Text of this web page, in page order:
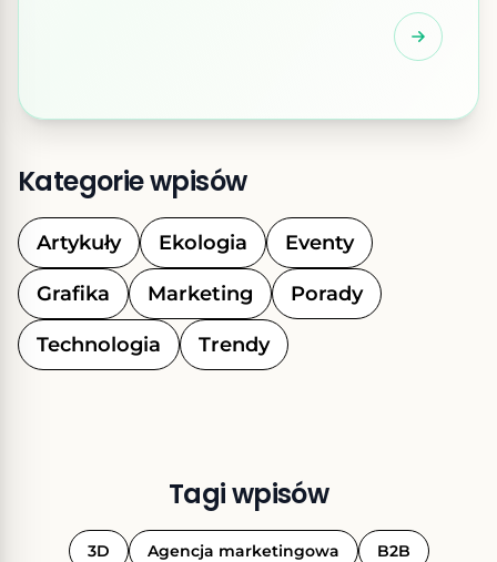
prawda jest zupełnie inna. Co to jest logo? Logo
marki. Stanowi on napis lub symbol, z którym
Kategorie wpisów
Artykuły Ekologia Eventy
Grafika Marketing Porady
Technologia Trendy
Tagi wpisów
3D Agencja marketingowa B2B